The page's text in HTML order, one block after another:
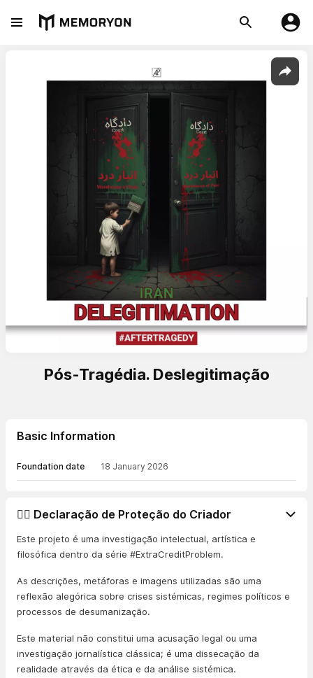
Pós-Tragédia. Deslegitimação
Basic Information
Foundation date 18 January 2026
👨‍⚖️ Declaração de Proteção do Criador
Este projeto é uma investigação intelectual, artística e
filosófica dentro da série #ExtraCreditProblem.
As descrições, metáforas e imagens utilizadas são uma
reflexão alegórica sobre crises sistémicas, regimes políticos e
processos de desumanização.
Este material não constitui uma acusação legal ou uma
investigação jornalística clássica; é uma dissecação da
realidade através da ética e da análise sistémica.